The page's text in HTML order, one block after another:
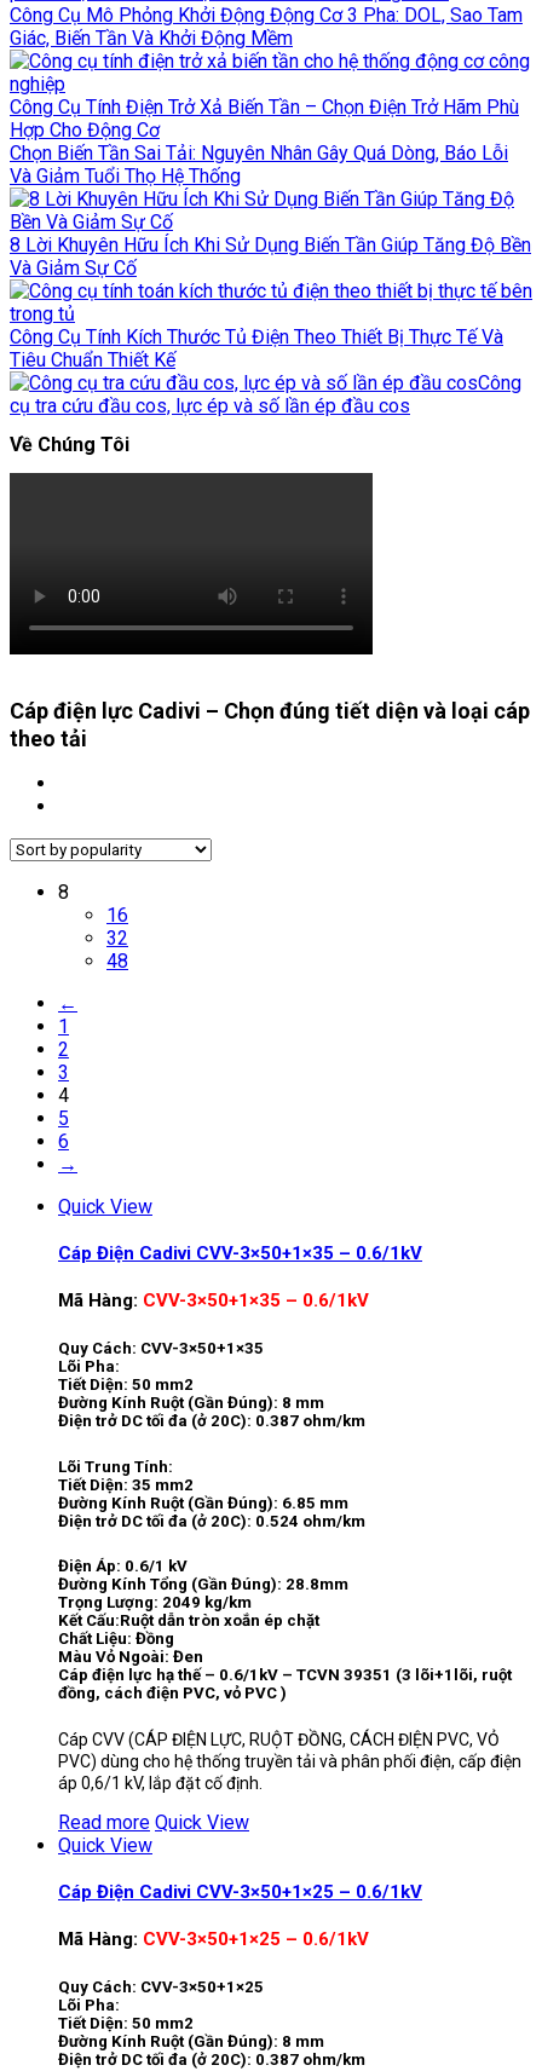
Công Cụ Mô Phỏng Khởi Động Động Cơ 3 Pha: DOL, Sao Tam
Giác, Biến Tần Và Khởi Động Mềm
Công Cụ Tính Điện Trở Xả Biến Tần – Chọn Điện Trở Hãm Phù
Hợp Cho Động Cơ
Chọn Biến Tần Sai Tải: Nguyên Nhân Gây Quá Dòng, Báo Lỗi
Và Giảm Tuổi Thọ Hệ Thống
8 Lời Khuyên Hữu Ích Khi Sử Dụng Biến Tần Giúp Tăng Độ Bền
Và Giảm Sự Cố
Công Cụ Tính Kích Thước Tủ Điện Theo Thiết Bị Thực Tế Và
Tiêu Chuẩn Thiết Kế
Công
cụ tra cứu đầu cos, lực ép và số lần ép đầu cos
Về Chúng Tôi
Cáp điện lực Cadivi – Chọn đúng tiết diện và loại cáp
theo tải
8
16
32
48
←
1
2
3
4
5
6
→
Quick View
Cáp Điện Cadivi CVV-3×50+1×35 – 0.6/1kV
Mã Hàng: CVV-3×50+1×35 – 0.6/1kV
Quy Cách: CVV-3×50+1×35
Lõi Pha:
Tiết Diện: 50 mm2
Đường Kính Ruột (Gần Đúng): 8 mm
Điện trở DC tối đa (ở 20C): 0.387 ohm/km
Lõi Trung Tính:
Tiết Diện: 35 mm2
Đường Kính Ruột (Gần Đúng): 6.85 mm
Điện trở DC tối đa (ở 20C): 0.524 ohm/km
Điện Áp: 0.6/1 kV
Đường Kính Tổng (Gần Đúng): 28.8mm
Trọng Lượng: 2049 kg/km
Kết Cấu:Ruột dẫn tròn xoắn ép chặt
Chất Liệu: Đồng
Màu Vỏ Ngoài: Đen
Cáp điện lực hạ thế – 0.6/1kV – TCVN 39351 (3 lõi+1lõi, ruột
đồng, cách điện PVC, vỏ PVC )
Cáp CVV (CÁP ĐIỆN LỰC, RUỘT ĐỒNG, CÁCH ĐIỆN PVC, VỎ
PVC) dùng cho hệ thống truyền tải và phân phối điện, cấp điện
áp 0,6/1 kV, lắp đặt cố định.
Read more Quick View
Quick View
Cáp Điện Cadivi CVV-3×50+1×25 – 0.6/1kV
Mã Hàng: CVV-3×50+1×25 – 0.6/1kV
Quy Cách: CVV-3×50+1×25
Lõi Pha:
Tiết Diện: 50 mm2
Đường Kính Ruột (Gần Đúng): 8 mm
Điện trở DC tối đa (ở 20C): 0.387 ohm/km